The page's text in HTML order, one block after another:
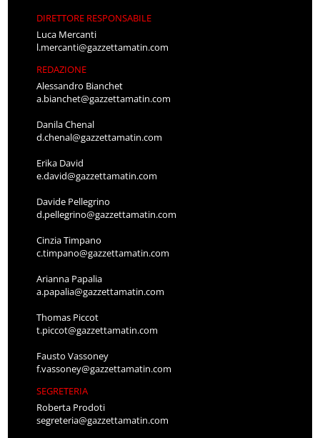
DIRETTORE RESPONSABILE
Luca Mercanti
l.mercanti@gazzettamatin.com
REDAZIONE
Alessandro Bianchet
a.bianchet@gazzettamatin.com
Danila Chenal
d.chenal@gazzettamatin.com
Erika David
e.david@gazzettamatin.com
Davide Pellegrino
d.pellegrino@gazzettamatin.com
Cinzia Timpano
c.timpano@gazzettamatin.com
Arianna Papalia
a.papalia@gazzettamatin.com
Thomas Piccot
t.piccot@gazzettamatin.com
Fausto Vassoney
f.vassoney@gazzettamatin.com
SEGRETERIA
Roberta Prodoti
segreteria@gazzettamatin.com